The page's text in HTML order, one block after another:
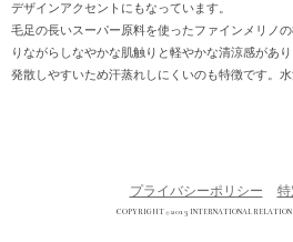
デザインアクセントにもなっています。
毛足の長いスーパー原料を使ったファインメリノ
りながらしなやかな肌触りと軽やかな清涼感があ
発散しやすいため汗蒸れしにくいのも特徴です。水
プライバシーポリシー
COPYRIGHT © 2013 INTERNATIONAL RELATION